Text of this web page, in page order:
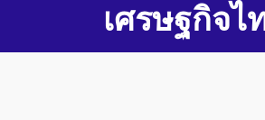
เศรษฐกิจไ